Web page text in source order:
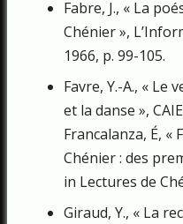
Fabre, J., « La
Chénier »,
1966, p. 99-105.
Favre, Y.-A., « Le
et la danse »,
Francalanza, É,
Chénier : des
in Lectures de
Giraud, Y., « La